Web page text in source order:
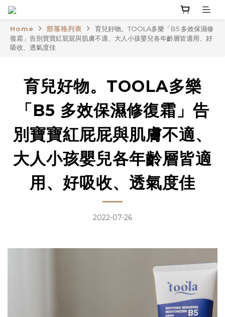
Home 部落格列表
育兒好物。TOOLA多樂「B5 多效保濕修
復霜」告別寶寶紅屁屁與肌膚不適、大人小孩嬰兒各年齡層皆適用、好
吸收、透氣度佳
育兒好物。TOOLA多樂
「B5 多效保濕修復霜」告
別寶寶紅屁屁與肌膚不適、
大人小孩嬰兒各年齡層皆適
用、好吸收、透氣度佳
2022-07-26